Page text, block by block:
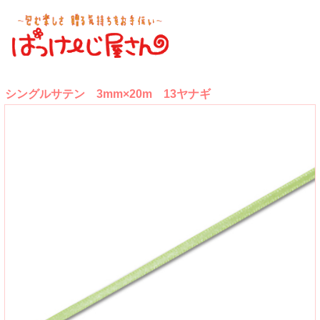
シングルサテン 3mm×20m 13ヤナギ